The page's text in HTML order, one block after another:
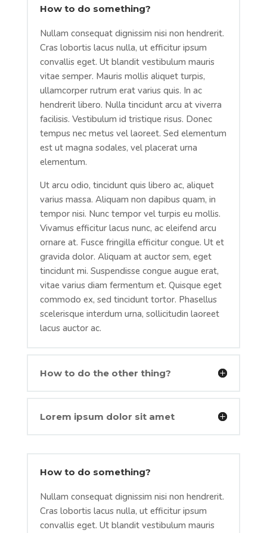
How to do something?
Nullam consequat dignissim nisi non hendrerit.
Cras lobortis lacus nulla, ut efficitur ipsum
convallis eget. Ut blandit vestibulum mauris
vitae semper. Mauris mollis aliquet turpis,
ullamcorper rutrum erat varius quis. In ac
hendrerit libero. Nulla tincidunt arcu at viverra
facilisis. Vestibulum id tristique risus. Donec
tempus nec metus vel laoreet. Sed elementum
est ut magna sodales, vel placerat urna
elementum.
Ut arcu odio, tincidunt quis libero ac, aliquet
varius massa. Aliquam non dapibus quam, in
tempor nisi. Nunc tempor vel turpis eu mollis.
Vivamus efficitur lacus nunc, ac eleifend arcu
ornare at. Fusce fringilla efficitur congue. Ut et
gravida dolor. Aliquam at auctor sem, eget
tincidunt mi. Suspendisse congue augue erat,
vitae varius diam fermentum et. Quisque eget
commodo ex, sed tincidunt tortor. Phasellus
scelerisque interdum urna, sollicitudin laoreet
lacus auctor ac.
How to do the other thing?
Lorem ipsum dolor sit amet
How to do something?
Nullam consequat dignissim nisi non hendrerit.
Cras lobortis lacus nulla, ut efficitur ipsum
convallis eget. Ut blandit vestibulum mauris